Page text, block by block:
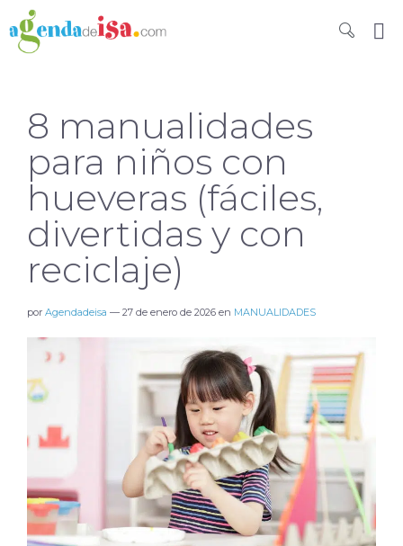
8 manualidades
para niños con
hueveras (fáciles,
divertidas y con
reciclaje)
por Agendadeisa — 27 de enero de 2026 en MANUALIDADES